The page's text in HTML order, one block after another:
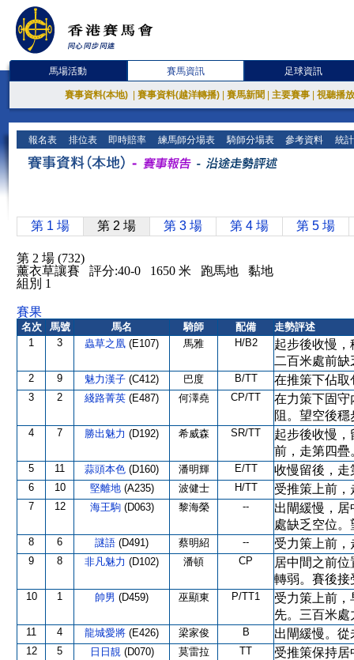
馬場活動 賽馬資訊 足球資訊
賽事資料(本地) 賽事資料(越洋轉播) 賽馬新聞 主要賽事 視聽播
報名表 排位表 即時賠率 練馬師分場表 騎師分場表 參考資料 統
第 1 場 第 2 場 第 3 場 第 4 場 第 5 場
第 2 場 (732)
薰衣草讓賽 評分:40-0 1650 米 跑馬地 黏地
組別 1
賽果
名次 馬號 馬名 騎師 配備
走勢評述
1
3 蟲草之凰 (E107) 馬雅 H/B2
起步後收慢
二百米處前
2 9 魅力漢子 (C412) 巴度 B/TT 在推策下佔取
3 2 綫路菁英 (E487) 何澤堯 CP/TT
在力策下固守
阻。望空後穩
4 7 勝出魅力 (D192) 希威森 SR/TT
起步後收慢
前，走第四疊
5 11 蒜頭本色 (D160) 潘明輝 E/TT 收慢留後，走
6 10 堅離地 (A235) 波健士 H/TT 受推策上前
7 12 海王駒 (D063) 黎海榮 --
出閘緩慢，
處缺乏空位
8 6 謎語 (D491) 蔡明紹 -- 受力策上前
9 8 非凡魅力 (D102) 潘頓 CP
居中間之前
轉弱。賽後接
10 1 帥男 (D459) 巫顯東 P/TT1
受力策上前
先。三百米處
11 4 龍城愛將 (E426) 梁家俊 B 出閘緩慢。
12 5 日日靚 (D070) 莫雷拉 TT
受推策保持